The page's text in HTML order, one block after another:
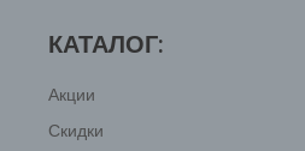
КАТАЛОГ:
Акции
Скидки